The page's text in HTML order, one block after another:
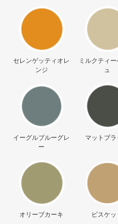
セレンゲッティオレ
ンジ
ミルクティ
ュ
イーグルブルーグレ
ー
マットブラ
オリーブカーキ ビスケッ